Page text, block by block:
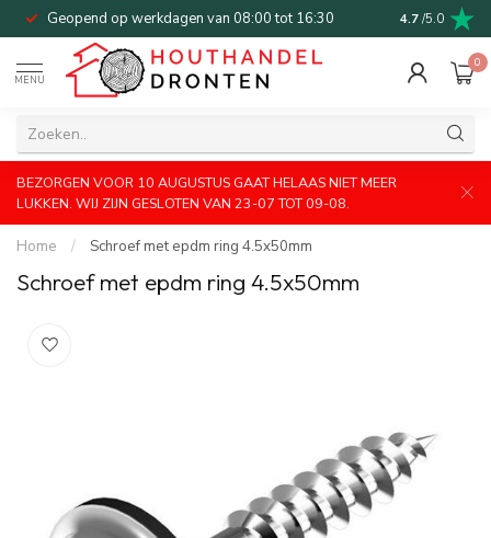
Geopend op werkdagen van 08:00 tot 16:30 Bel of mail
4.7 /5.0
MENU
0
BEZORGEN VOOR 10 AUGUSTUS GAAT HELAAS NIET MEER
LUKKEN. WIJ ZIJN GESLOTEN VAN 23-07 TOT 09-08.
Home / Schroef met epdm ring 4.5x50mm
Schroef met epdm ring 4.5x50mm